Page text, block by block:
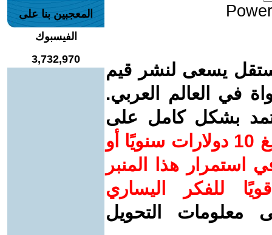
يسعى لنشر قيم
في العالم العربي.
بشكل كامل على
ساهم/ي معنا! بدعمكم بمبلغ 10 دولارات سنويًا أو
استمرار هذا المنبر
للفكر اليساري
معلومات التحويل
المعجبين بنا على
الفيسبوك
3,732,970